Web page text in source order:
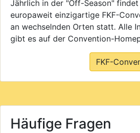
Jährlich in der "Off-Season"
europaweit einzigartige FKF-
an wechselnden Orten statt. Alle
gibt es auf der Convention-
FKF-
Häufige Fragen